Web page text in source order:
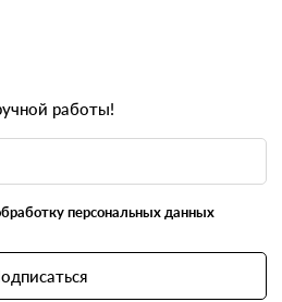
работы!
персональных данных